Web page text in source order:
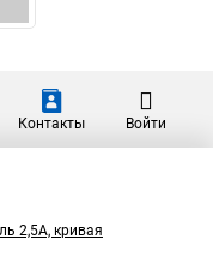
Контакты Войти
2,5А, кривая